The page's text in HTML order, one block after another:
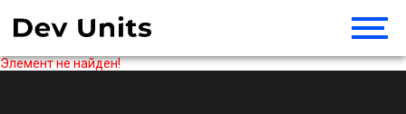
Элемент не найден!